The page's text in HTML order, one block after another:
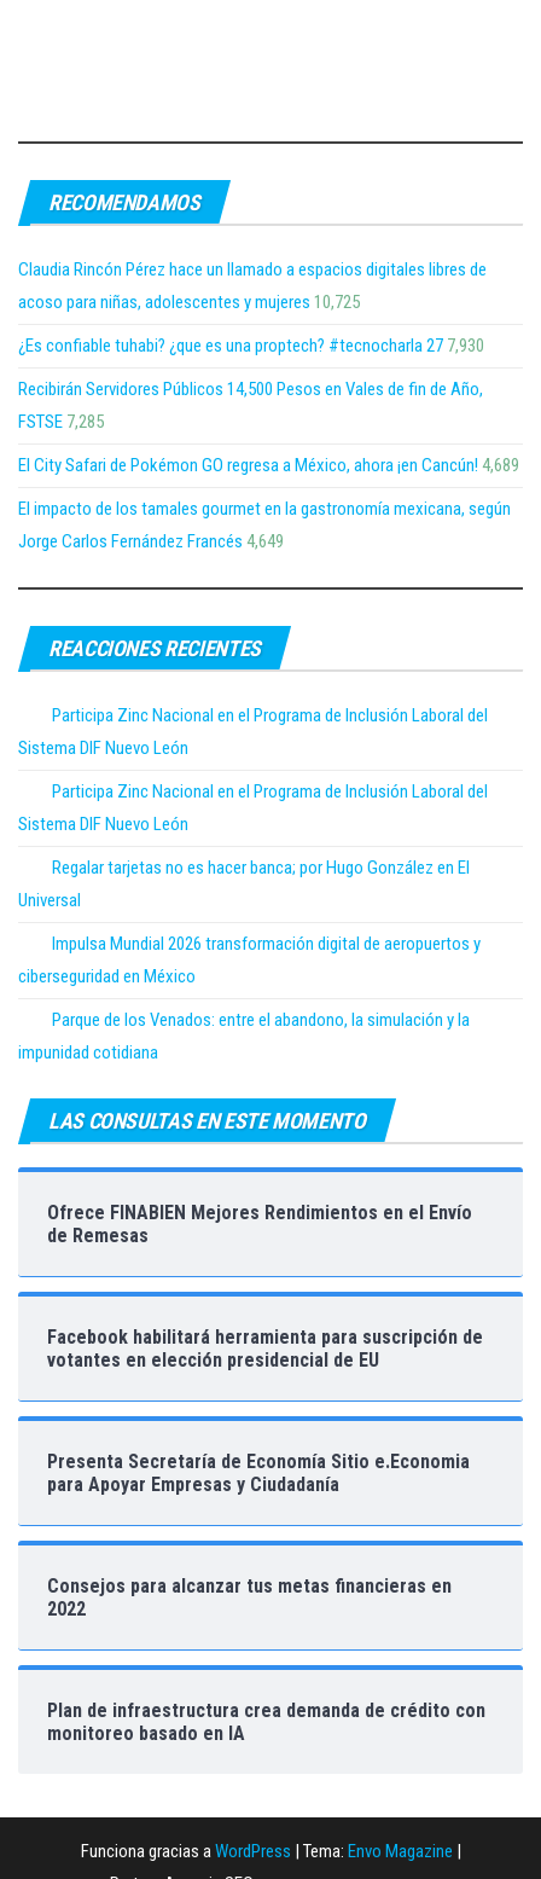
RECOMENDAMOS
Claudia Rincón Pérez hace un llamado a espacios digitales libres de
acoso para niñas, adolescentes y mujeres 10,725
¿Es confiable tuhabi? ¿que es una proptech? #tecnocharla 27 7,930
Recibirán Servidores Públicos 14,500 Pesos en Vales de fin de Año,
FSTSE 7,285
El City Safari de Pokémon GO regresa a México, ahora ¡en Cancún! 4,689
El impacto de los tamales gourmet en la gastronomía mexicana, según
Jorge Carlos Fernández Francés 4,649
REACCIONES RECIENTES
Participa Zinc Nacional en el Programa de Inclusión Laboral del
Sistema DIF Nuevo León
Participa Zinc Nacional en el Programa de Inclusión Laboral del
Sistema DIF Nuevo León
Regalar tarjetas no es hacer banca; por Hugo González en El
Universal
Impulsa Mundial 2026 transformación digital de aeropuertos y
ciberseguridad en México
Parque de los Venados: entre el abandono, la simulación y la
impunidad cotidiana
LAS CONSULTAS EN ESTE MOMENTO
Ofrece FINABIEN Mejores Rendimientos en el Envío
de Remesas
Facebook habilitará herramienta para suscripción de
votantes en elección presidencial de EU
Presenta Secretaría de Economía Sitio e.Economia
para Apoyar Empresas y Ciudadanía
Consejos para alcanzar tus metas financieras en
2022
Plan de infraestructura crea demanda de crédito con
monitoreo basado en IA
Funciona gracias aWordPress Tema: Envo Magazine